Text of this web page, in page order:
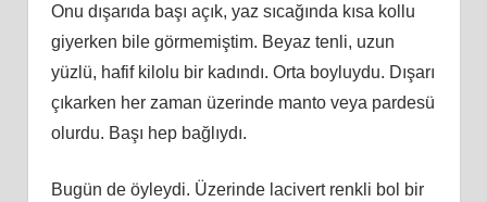
Onu dışarıda başı açık, yaz sıcağında kısa kollu
giyerken bile görmemiştim. Beyaz tenli, uzun
yüzlü, hafif kilolu bir kadındı. Orta boyluydu. Dışarı
çıkarken her zaman üzerinde manto veya pardesü
olurdu. Başı hep bağlıydı.
Bugün de öyleydi. Üzerinde lacivert renkli bol bir